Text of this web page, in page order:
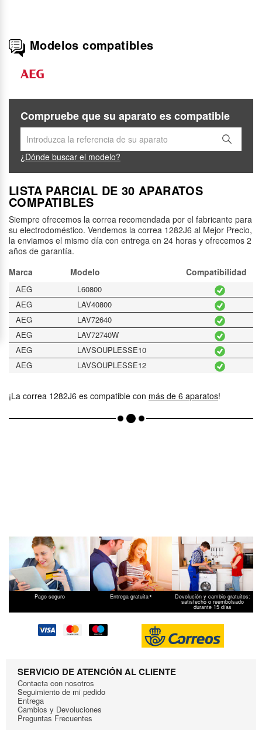
Modelos compatibles
Compruebe que su aparato es compatible
¿Dónde buscar el modelo?
LISTA PARCIAL DE 30 APARATOS
COMPATIBLES
Siempre ofrecemos la correa recomendada por el fabricante para
su electrodoméstico. Vendemos la correa 1282J6 al Mejor Precio,
la enviamos el mismo día con entrega en 24 horas y ofrecemos 2
años de garantía.
Marca
Modelo Compatibilidad
AEG
L60800
AEG
LAV40800
AEG
LAV72640
AEG
LAV72740W
AEG
LAVSOUPLESSE10
AEG
LAVSOUPLESSE12
¡La correa 1282J6 es compatible con más de 6 aparatos!
Pago seguro Entrega gratuita* Devolución y cambio gratuitos:
satisfecho o reembolsado
durante 15 días
SERVICIO DE ATENCIÓN AL CLIENTE
Contacta con nosotros
Seguimiento de mi pedido
Entrega
Cambios y Devoluciones
Preguntas Frecuentes